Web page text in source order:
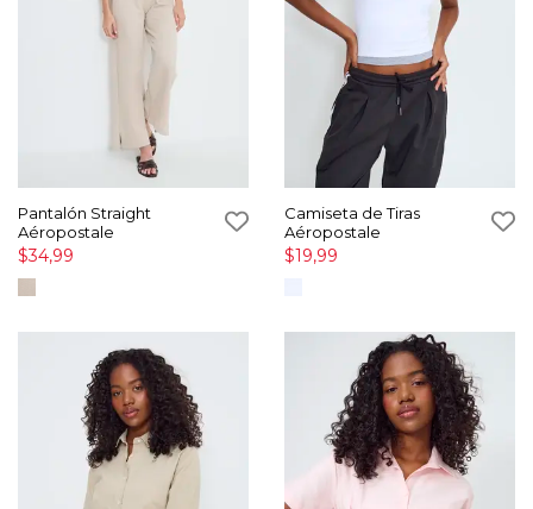
Pantalón Straight
Aéropostale
$34,99
Camiseta de Tiras
Aéropostale
$19,99